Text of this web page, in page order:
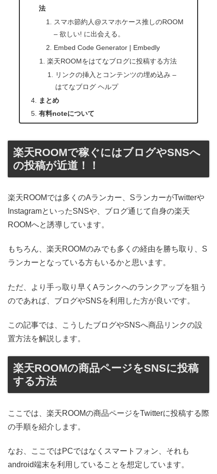
法
スマホ節約人@スマホケース推しのROOM
– 欲しい! に出会える。
Embed Code Generator | Embedly
楽天ROOMをはてなブログに投稿する方法
リンクの挿入とコンテンツの埋め込み –
はてなブログ ヘルプ
まとめ
有料noteについて
楽天ROOMで稼ぐにはブログやSNSへ
の投稿が近道！！
楽天ROOMでは多くのAランカー、SランカーがTwitterや
InstagramといったSNSや、ブログ通じて自身の楽天
ROOMへと誘導しています。
もちろん、楽天ROOMのみでも多くの経由を勝ち取り、S
ランカーとなっている方もいるかと思います。
ただ、より手っ取り早くAランクへのランクアップを狙う
のであれば、ブログやSNSを利用した方が良いです。
この記事では、こうしたブログやSNSへ商品リンクの設
置方法を解説します。
楽天ROOMの商品ページをSNSに投稿
する方法
ここでは、楽天ROOMの商品ページをTwitterに投稿する際
の手順を紹介します。
なお、ここではPCではなくスマートフォン、それも
android端末を利用していることを想定しています。